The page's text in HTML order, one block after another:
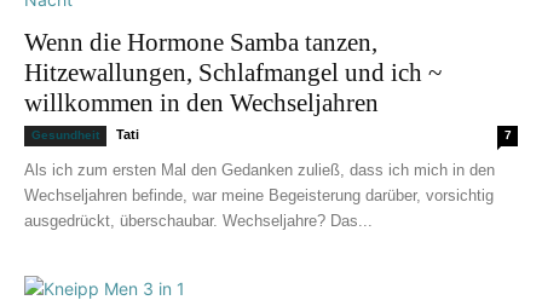
Wenn die Hormone Samba tanzen,
Hitzewallungen, Schlafmangel und ich ~
willkommen in den Wechseljahren
Gesundheit Tati 7
Als ich zum ersten Mal den Gedanken zuließ, dass ich mich in den
Wechseljahren befinde, war meine Begeisterung darüber, vorsichtig
ausgedrückt, überschaubar. Wechseljahre? Das...